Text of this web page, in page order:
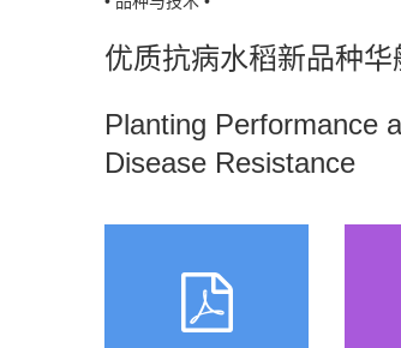
优质抗病水稻新品种
Planting Performance
Disease Resistance